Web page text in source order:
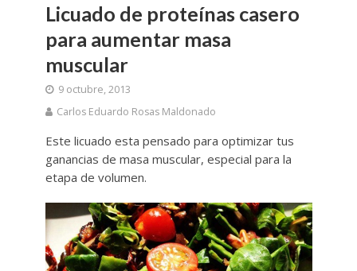
Licuado de proteínas casero
para aumentar masa
muscular
9 octubre, 2013
Carlos Eduardo Rosas Maldonado
Este licuado esta pensado para optimizar tus
ganancias de masa muscular, especial para la
etapa de volumen.